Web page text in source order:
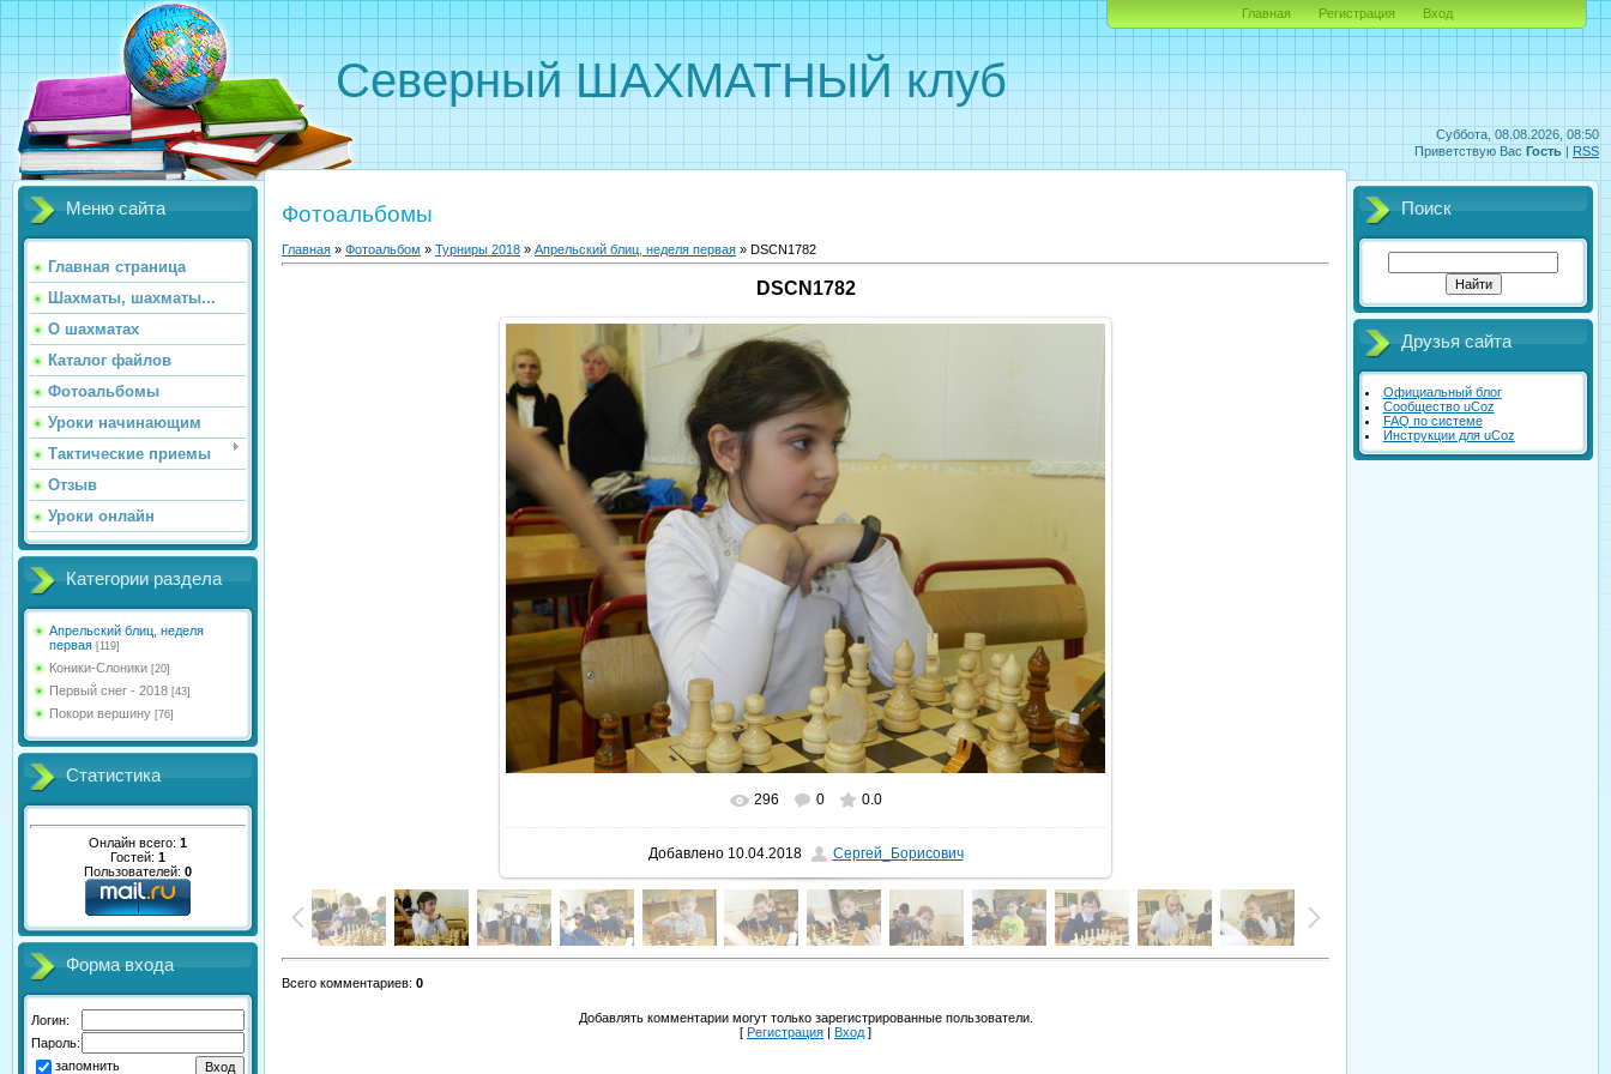
Суббота, 08.08.2026, 08:50
Приветствую Вас Гость | RSS
Северный ШАХМАТНЫЙ клуб
Главная Регистрация Вход
Меню сайта
Главная страница
Шахматы, шахматы...
О шахматах
Каталог файлов
Фотоальбомы
Уроки начинающим
Тактические приемы
Отзыв
Уроки онлайн
Категории раздела
Апрельский блиц, неделя
первая [119]
Коники-Слоники [20]
Первый снег - 2018 [43]
Покори вершину [76]
Статистика
Онлайн всего: 1
Гостей: 1
Пользователей: 0
Форма входа
Логин:
Пароль:
запомнить
Фотоальбомы
Главная » Фотоальбом » Турниры 2018 » Апрельский блиц, неделя первая » DSCN1782
DSCN1782
В реальном размере 1024x768
296 0 0.0
Добавлено10.04.2018 Сергей_Борисович
Всего комментариев: 0
Добавлять комментарии могут только зарегистрированные пользователи.
[ Регистрация | Вход ]
Поиск
Друзья сайта
Официальный блог
Сообщество uCoz
FAQ по системе
Инструкции для uCoz